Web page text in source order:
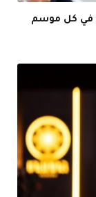
في كل موسم